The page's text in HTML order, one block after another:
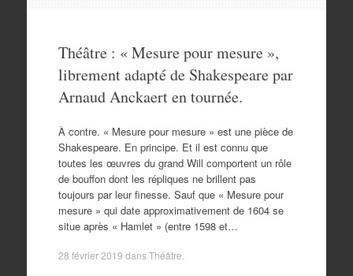
Théâtre : « Mesure pour mesure »,
librement adapté de Shakespeare par
Arnaud Anckaert en tournée.
À contre. « Mesure pour mesure » est une pièce de
Shakespeare. En principe. Et il est connu que
toutes les œuvres du grand Will comportent un rôle
de bouffon dont les répliques ne brillent pas
toujours par leur finesse. Sauf que « Mesure pour
mesure » qui date approximativement de 1604 se
situe après « Hamlet » (entre 1598 et…
28 février 2019 dansThéâtre